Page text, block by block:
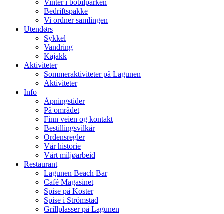
Vinter i bobilparken
Bedriftspakke
Vi ordner samlingen
Utendørs
Sykkel
Vandring
Kajakk
Aktiviteter
Sommeraktiviteter på Lagunen
Aktiviteter
Info
Åpningstider
På området
Finn veien og kontakt
Bestillingsvilkår
Ordensregler
Vår historie
Vårt miljøarbeid
Restaurant
Lagunen Beach Bar
Café Magasinet
Spise på Koster
Spise i Strömstad
Grillplasser på Lagunen